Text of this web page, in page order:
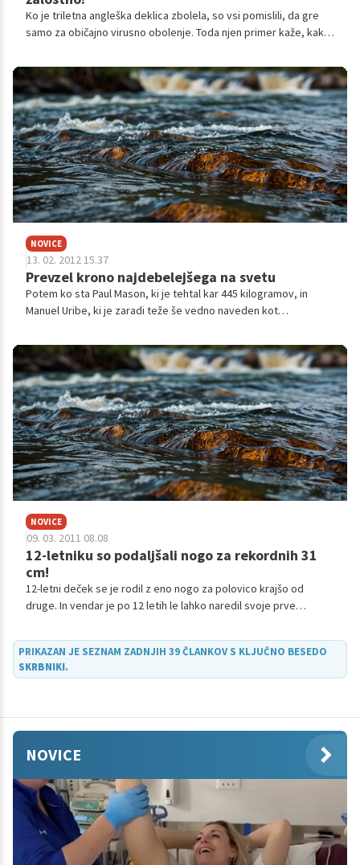
Ko je triletna angleška deklica zbolela, so vsi pomislili, da gre
samo za običajno virusno obolenje. Toda njen primer kaže, kako
NOVICE
13. 02. 2012 15.37
Prevzel krono najdebelejšega na svetu
Potem ko sta Paul Mason, ki je tehtal kar 445 kilogramov, in
Manuel Uribe, ki je zaradi teže še vedno naveden kot
shujšala, je krono uradno najdebelejšega človeka na svetu s 370
kilogrami prevzel 42-letni Keith Martin.
NOVICE
09. 03. 2011 08.08
12-letniku so podaljšali nogo za rekordnih 31
cm!
12-letni deček se je rodil z eno nogo za polovico krajšo od
druge. In vendar je po 12 letih le lahko naredil svoje prve
31 centimetrov!
PRIKAZAN JE SEZNAM ZADNJIH 39 ČLANKOV S KLJUČNO BESEDO
SKRBNIKI.
NOVICE